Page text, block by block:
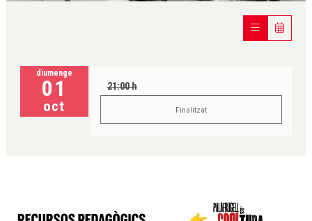
diumenge
01
oct
21:00 h
Finalitzat